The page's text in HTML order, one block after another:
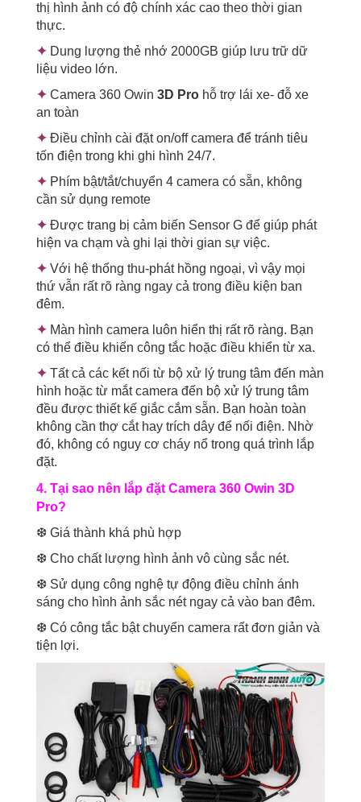
thị hình ảnh có độ chính xác cao theo thời gian
thực.
✦ Dung lượng thẻ nhớ 2000GB giúp lưu trữ dữ
liệu video lớn.
✦ Camera 360 Owin 3D Pro hỗ trợ lái xe- đỗ xe
an toàn
✦ Điều chỉnh cài đặt on/off camera để tránh tiêu
tốn điện trong khi ghi hình 24/7.
✦ Phím bật/tắt/chuyển 4 camera có sẵn, không
cần sử dụng remote
✦ Được trang bị cảm biến Sensor G để giúp phát
hiện va chạm và ghi lại thời gian sự việc.
✦ Với hệ thống thu-phát hồng ngoại, vì vậy mọi
thứ vẫn rất rõ ràng ngay cả trong điều kiện ban
đêm.
✦ Màn hình camera luôn hiển thị rất rõ ràng. Bạn
có thể điều khiển công tắc hoặc điều khiển từ xa.
✦ Tất cả các kết nối từ bộ xử lý trung tâm đến màn
hình hoặc từ mắt camera đến bộ xử lý trung tâm
đều được thiết kế giắc cắm sẵn. Bạn hoàn toàn
không cần thợ cắt hay trích dây để nối điện. Nhờ
đó, không có nguy cơ cháy nổ trong quá trình lắp
đặt.
4. Tại sao nên lắp đặt Camera 360 Owin 3D
Pro?
❆ Giá thành khá phù hợp
❆ Cho chất lượng hình ảnh vô cùng sắc nét.
❆ Sử dụng công nghệ tự động điều chỉnh ánh
sáng cho hình ảnh sắc nét ngay cả vào ban đêm.
❆ Có công tắc bật chuyển camera rất đơn giản và
tiện lợi.